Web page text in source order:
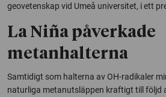
geovetenskap vid Umeå universitet, i ett
La Niña påverkade
metanhalterna
Samtidigt som halterna av OH-radikaler
naturliga metanutsläppen kraftigt till följd